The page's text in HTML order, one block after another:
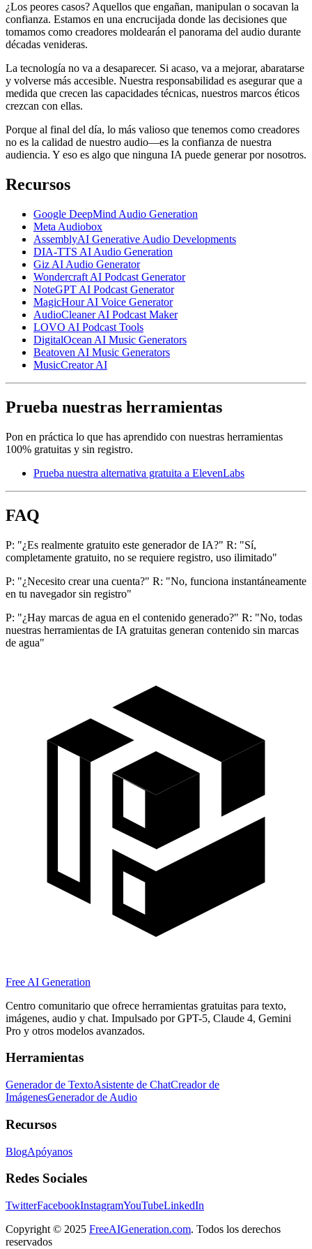
¿Los peores casos? Aquellos que engañan, manipulan o socavan la
confianza. Estamos en una encrucijada donde las decisiones que
tomamos como creadores moldearán el panorama del audio durante
décadas venideras.
La tecnología no va a desaparecer. Si acaso, va a mejorar, abaratarse
y volverse más accesible. Nuestra responsabilidad es asegurar que a
medida que crecen las capacidades técnicas, nuestros marcos éticos
crezcan con ellas.
Porque al final del día, lo más valioso que tenemos como creadores
no es la calidad de nuestro audio—es la confianza de nuestra
audiencia. Y eso es algo que ninguna IA puede generar por nosotros.
Recursos
Google DeepMind Audio Generation
Meta Audiobox
AssemblyAI Generative Audio Developments
DIA-TTS AI Audio Generation
Giz AI Audio Generator
Wondercraft AI Podcast Generator
NoteGPT AI Podcast Generator
MagicHour AI Voice Generator
AudioCleaner AI Podcast Maker
LOVO AI Podcast Tools
DigitalOcean AI Music Generators
Beatoven AI Music Generators
MusicCreator AI
Prueba nuestras herramientas
Pon en práctica lo que has aprendido con nuestras herramientas
100% gratuitas y sin registro.
Prueba nuestra alternativa gratuita a ElevenLabs
FAQ
P: "¿Es realmente gratuito este generador de IA?" R: "Sí,
completamente gratuito, no se requiere registro, uso ilimitado"
P: "¿Necesito crear una cuenta?" R: "No, funciona instantáneamente
en tu navegador sin registro"
P: "¿Hay marcas de agua en el contenido generado?" R: "No, todas
nuestras herramientas de IA gratuitas generan contenido sin marcas
de agua"
Free AI Generation
Centro comunitario que ofrece herramientas gratuitas para texto,
imágenes, audio y chat. Impulsado por GPT-5, Claude 4, Gemini
Pro y otros modelos avanzados.
Herramientas
Generador de TextoAsistente de ChatCreador de
ImágenesGenerador de Audio
Recursos
BlogApóyanos
Redes Sociales
TwitterFacebookInstagramYouTubeLinkedIn
Copyright © 2025 FreeAIGeneration.com. Todos los derechos
reservados